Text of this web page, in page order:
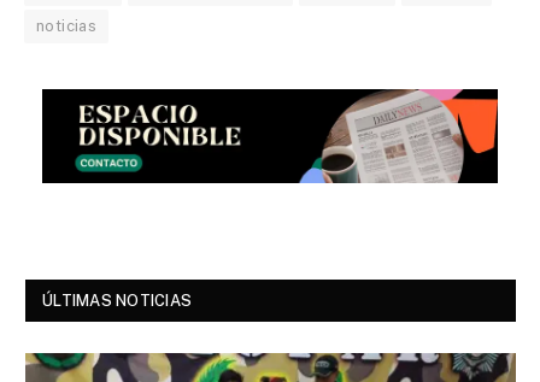
noticias
ÚLTIMAS NOTICIAS